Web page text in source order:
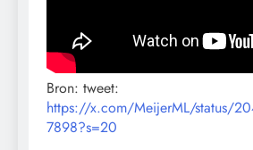
Bron: tweet:
https://x.com/MeijerML/status/
7898?s=20